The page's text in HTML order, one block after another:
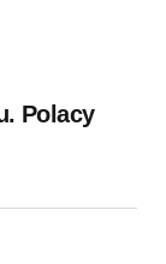
Polacy